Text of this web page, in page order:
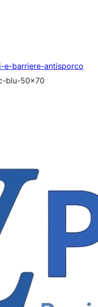
e-barriere-antisporco
blu-50x70